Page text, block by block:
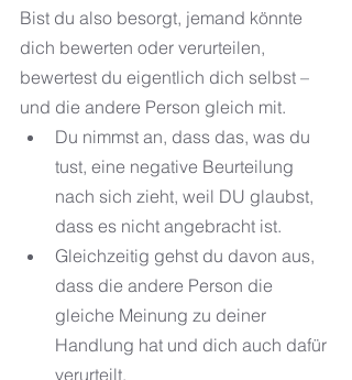
Bist du also besorgt, jemand könnte
dich bewerten oder verurteilen,
bewertest du eigentlich dich selbst –
und die andere Person gleich mit.
Du nimmst an, dass das, was du
tust, eine negative Beurteilung
nach sich zieht, weil DU glaubst,
dass es nicht angebracht ist.
Gleichzeitig gehst du davon aus,
dass die andere Person die
gleiche Meinung zu deiner
Handlung hat und dich auch dafür
verurteilt.